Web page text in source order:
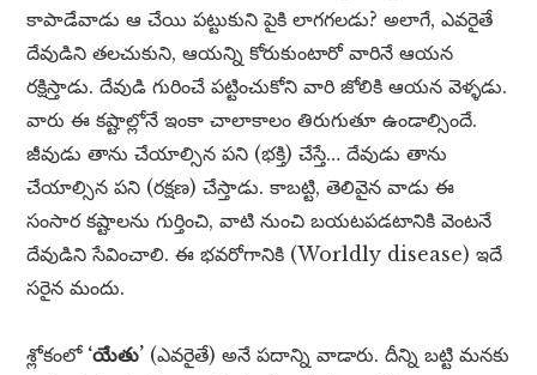
కాపాడేవాడు ఆ చేయి పట్టుకుని పైకి లాగగలడు? అలాగే, ఎవరైతే
దేవుడిని తలచుకుని, ఆయన్ని కోరుకుంటారో వారినే ఆయన
రక్షిస్తాడు. దేవుడి గురించే పట్టించుకోని వారి జోలికి ఆయన వెళ్ళడు.
వారు ఈ కష్టాల్లోనే ఇంకా చాలాకాలం తిరుగుతూ ఉండాల్సిందే.
జీవుడు తాను చేయాల్సిన పని (భక్తి) చేస్తే… దేవుడు తాను
చేయాల్సిన పని (రక్షణ) చేస్తాడు. కాబట్టి, తెలివైన వాడు ఈ
సంసార కష్టాలను గుర్తించి, వాటి నుంచి బయటపడటానికి వెంటనే
దేవుడిని సేవించాలి. ఈ భవరోగానికి (Worldly disease) ఇదే
సరైన మందు.
శ్లోకంలో ‘యేతు’ (ఎవరైతే) అనే పదాన్ని వాడారు. దీన్ని బట్టి మనకు